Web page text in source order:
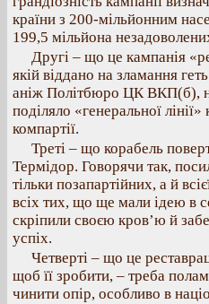
країни з 200-мільйонним
199,5 мільйона
Другі – що це кампанія
якій віддано на зламання
аніж Політбюро ЦК ВКП(б),
поділяло «генеральної
компартії.
Треті – що корабель
Термідор. Говорячи так,
тільки позапартійних, а й
всіх тих, що ще мали ідею в
скріпили своєю кров’ю й
успіх.
Четверті – що це
щоб її зробити, – треба
чинити опір, особливо в